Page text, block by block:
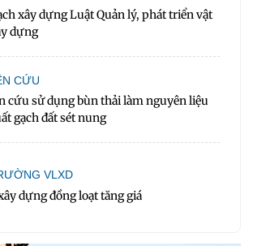
xây dựng Luật Quản lý, phát triển vật
dựng
CỨU
cứu sử dụng bùn thải làm nguyên liệu
gạch đất sét nung
VLXD
dựng đồng loạt tăng giá